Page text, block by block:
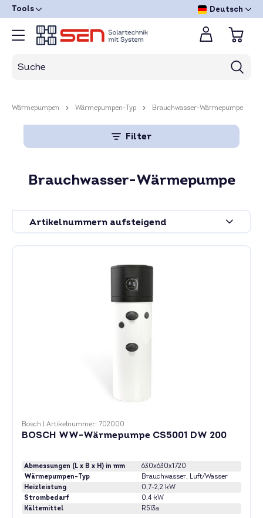
Tools Deutsch
Wärmepumpen Wärmepumpen-Typ Brauchwasser-Wärmepumpe
Filter
Brauchwasser-Wärmepumpe
Bosch Artikelnummer: 702000
BOSCH WW-Wärmepumpe CS5001 DW 200
Abmessungen (L x B x H) in mm
630x630x1720
Wärmepumpen-Typ
Brauchwasser, Luft/Wasser
Heizleistung
0,7-2,2 kW
Strombedarf
0,4 kW
Kältemittel
R513a